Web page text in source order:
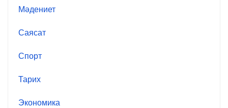
Мәдениет
Саясат
Спорт
Тарих
Экономика